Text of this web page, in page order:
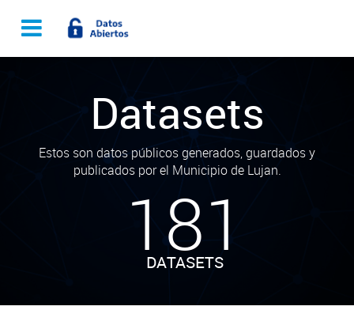
Datasets
Estos son datos públicos generados, guardados y
publicados por el Municipio de Lujan.
181
DATASETS